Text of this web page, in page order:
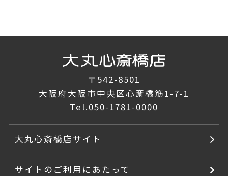
〒542-8501
大阪府大阪市中央区心斎橋筋1-7-1
Tel.050-1781-0000
大丸心斎橋店サイト
サイトのご利用にあたって